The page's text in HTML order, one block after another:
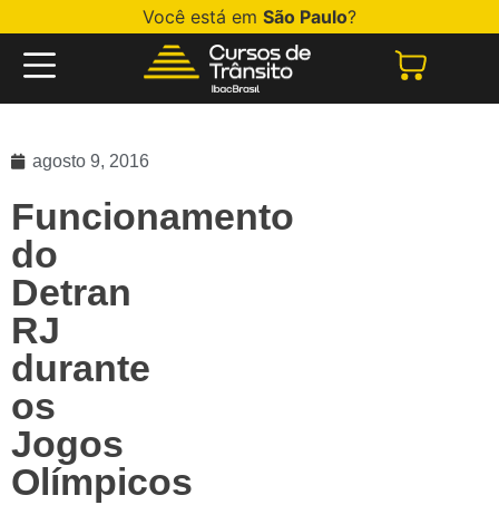
Você está em São Paulo?
agosto 9, 2016
Funcionamento
do
Detran
RJ
durante
os
Jogos
Olímpicos